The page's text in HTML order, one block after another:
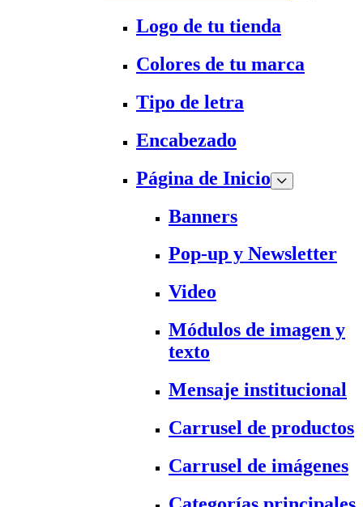
Logo de tu tienda
Colores de tu marca
Tipo de letra
Encabezado
Página de Inicio
Banners
Pop-up y Newsletter
Video
Módulos de imagen y
texto
Mensaje institucional
Carrusel de productos
Carrusel de imágenes